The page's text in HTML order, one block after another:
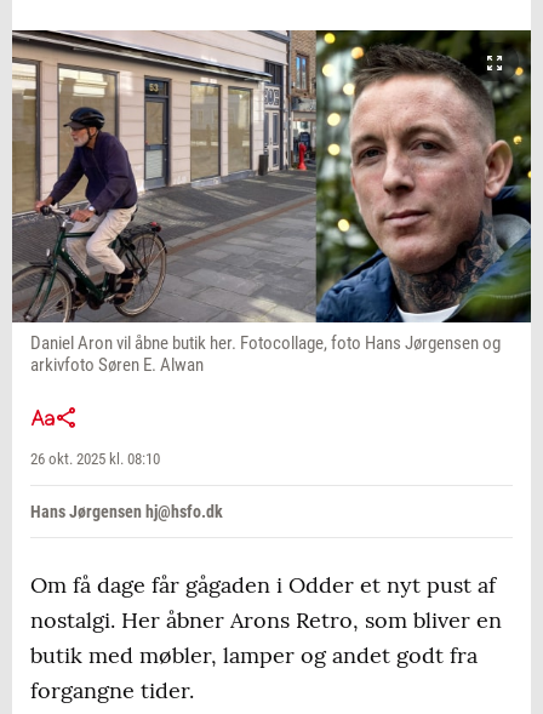
Daniel Aron vil åbne butik her. Fotocollage, foto Hans Jørgensen og
arkivfoto Søren E. Alwan
26 okt. 2025 kl. 08:10
Hans Jørgensen hj@hsfo.dk
Om få dage får gågaden i Odder et nyt pust af
nostalgi. Her åbner Arons Retro, som bliver en
butik med møbler, lamper og andet godt fra
forgangne tider.